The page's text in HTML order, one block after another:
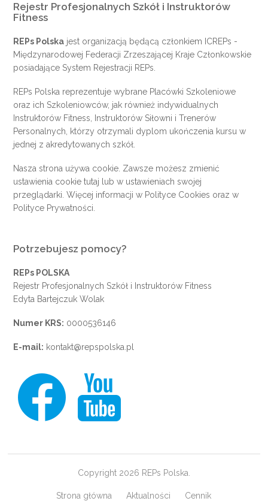
Rejestr Profesjonalnych Szkół i Instruktorów
Fitness
REPs Polska jest organizacją będącą członkiem ICREPs -
Międzynarodowej Federacji Zrzeszającej Kraje Członkowskie
posiadające System Rejestracji REPs.
REPs Polska reprezentuje wybrane Placówki Szkoleniowe
oraz ich Szkoleniowców, jak również indywidualnych
Instruktorów Fitness, Instruktorów Siłowni i Trenerów
Personalnych, którzy otrzymali dyplom ukończenia kursu w
jednej z akredytowanych szkół.
Nasza strona używa cookie. Zawsze możesz zmienić
ustawienia cookietutaj lub w ustawieniach swojej
przeglądarki. Więcej informacji w Polityce Cookies oraz w
Polityce Prywatności
Potrzebujesz pomocy?
REPs POLSKA
Rejestr Profesjonalnych Szkół i Instruktorów Fitness
Edyta Bartejczuk Wolak
Numer KRS: 0000536146
E-mail: kontakt@repspolska.pl
Copyright 2026 REPs Polska.
Strona główna Aktualności Cennik